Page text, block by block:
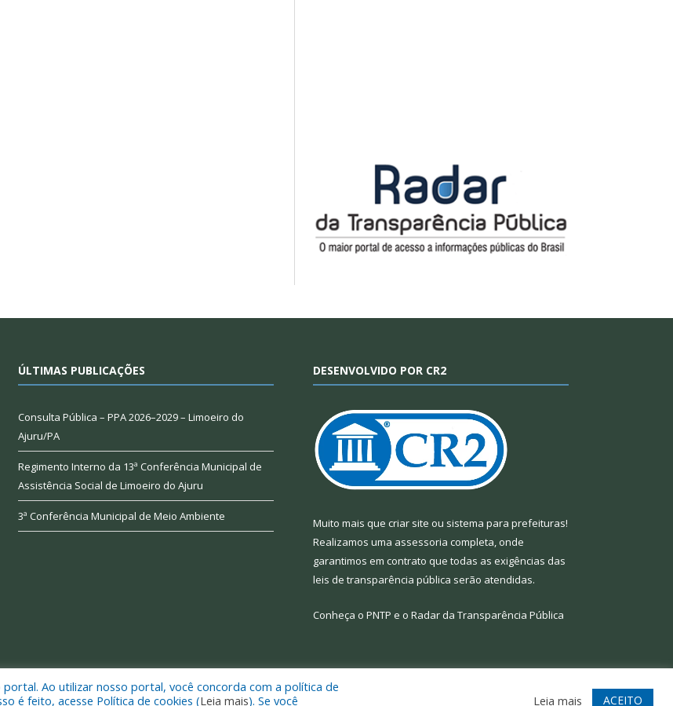
ÚLTIMAS PUBLICAÇÕES
Consulta Pública – PPA 2026–2029 – Limoeiro do
Ajuru/PA
Regimento Interno da 13ª Conferência Municipal de
Assistência Social de Limoeiro do Ajuru
3ª Conferência Municipal de Meio Ambiente
DESENVOLVIDO POR CR2
Muito mais que criar site ou sistema para prefeituras!
Realizamos uma assessoria completa, onde
garantimos em contrato que todas as exigências das
leis de transparência pública serão atendidas.
Conheça o PNTP e o Radar da Transparência Pública
do Ajuru. Mapa do Site Acessar Webmail
Ao utilizar nosso portal, você concorda com a política de
é feito, acesse Política de cookies (Leia mais). Se você Leia mais ACEITO